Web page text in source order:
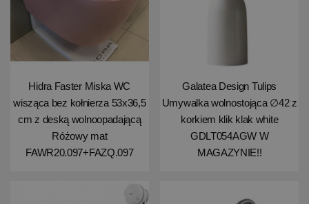
Hidra Faster Miska WC
wisząca bez kołnierza 53x36,5
cm z deską wolnoopadającą
Różowy mat
FAWR20.097+FAZQ.097
Galatea Design Tulips
Umywalka wolnostojąca ∅42 z
korkiem klik klak white
GDLT054AGW W
MAGAZYNIE!!